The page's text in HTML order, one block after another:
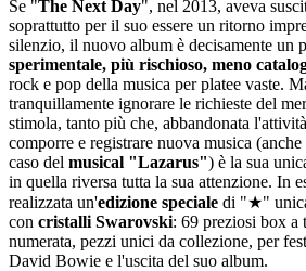
Se "The Next Day", nel 2013, aveva
soprattutto per il suo essere un ritorno
silenzio, il nuovo album è decisamente un
sperimentale, più rischioso, meno
rock e pop della musica per platee vaste.
tranquillamente ignorare le richieste del
stimola, tanto più che, abbandonata
comporre e registrare nuova musica
caso del musical "Lazarus") è la sua
in quella riversa tutta la sua attenzione. In
realizzata un'edizione speciale di "★"
con cristalli Swarovski: 69 preziosi box a
numerata, pezzi unici da collezione, per
David Bowie e l'uscita del suo album.